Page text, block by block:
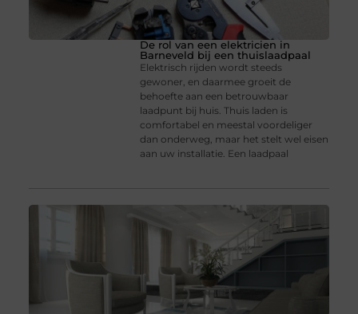
De rol van een elektricien in
Barneveld bij een thuislaadpaal
Elektrisch rijden wordt steeds
gewoner, en daarmee groeit de
behoefte aan een betrouwbaar
laadpunt bij huis. Thuis laden is
comfortabel en meestal voordeliger
dan onderweg, maar het stelt wel eisen
aan uw installatie. Een laadpaal